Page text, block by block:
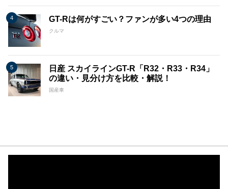
GT-Rは何がすごい？ファンが多い4つの理由
クルマ
日産 スカイラインGT-R「R32・R33・R34」
の違い・見分け方を比較・解説！
国産車